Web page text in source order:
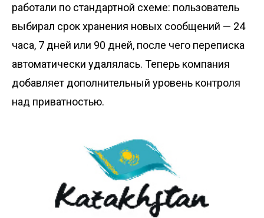
работали по стандартной схеме: пользователь
выбирал срок хранения новых сообщений — 24
часа, 7 дней или 90 дней, после чего переписка
автоматически удалялась. Теперь компания
добавляет дополнительный уровень контроля
над приватностью.